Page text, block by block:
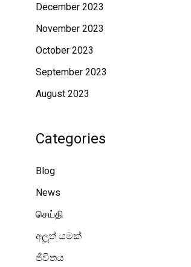
December 2023
November 2023
October 2023
September 2023
August 2023
Categories
Blog
News
செய்தி
අලූත් යමක්
ජීවිතය